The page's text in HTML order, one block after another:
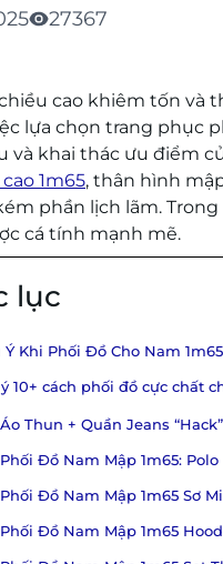
27367
cao khiêm tốn và
lựa chọn trang phục
và khai thác ưu điểm
1m65, thân hình
phần lịch lãm.
cá tính mạnh mẽ.
lục
Ý Khi Phối Đồ Cho Nam
10+ cách phối đồ cực chất
Áo Thun + Quần Jeans
Phối Đồ Nam Mập 1m65: Polo
Phối Đồ Nam Mập 1m65 Sơ
Phối Đồ Nam Mập 1m65